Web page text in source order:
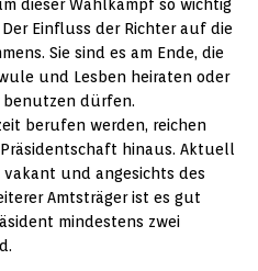
dieser Wahlkampf so wichtig
Einfluss der Richter auf die
Sie sind es am Ende, die
und Lesben heiraten oder
benutzen dürfen.
berufen werden, reichen
hinaus. Aktuell
und angesichts des
Amtsträger ist es gut
mindestens zwei